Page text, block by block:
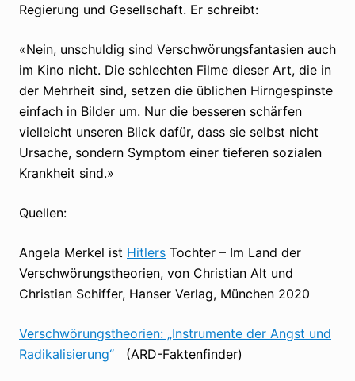
Regierung und Gesellschaft. Er schreibt:
«Nein, unschuldig sind Verschwörungsfantasien auch
im Kino nicht. Die schlechten Filme dieser Art, die in
der Mehrheit sind, setzen die üblichen Hirngespinste
einfach in Bilder um. Nur die besseren schärfen
vielleicht unseren Blick dafür, dass sie selbst nicht
Ursache, sondern Symptom einer tieferen sozialen
Krankheit sind.»
Quellen:
Angela Merkel ist Hitlers Tochter – Im Land der
Verschwörungstheorien, von Christian Alt und
Christian Schiffer, Hanser Verlag, München 2020
Verschwörungstheorien: „Instrumente der Angst und
Radikalisierung“ (ARD-Faktenfinder)